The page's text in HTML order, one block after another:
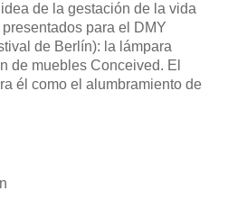
de la gestación de la vida
para el DMY
de Berlín): la lámpara
de muebles Conceived. El
él como el alumbramiento de
author/redaccion/